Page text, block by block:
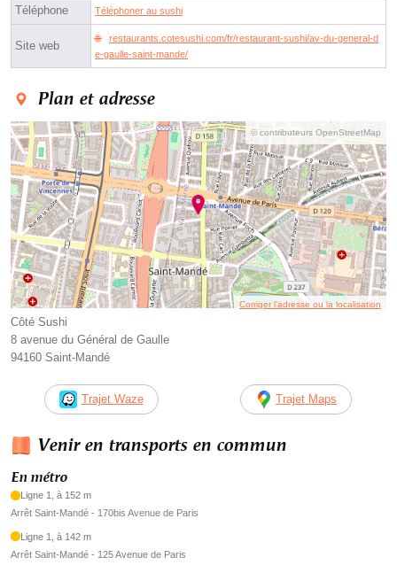
Téléphone Téléphoner au sushi
Site web
restaurants.cotesushi.com/fr/restaurant-sushi/av-du-general-d
e-gaulle-saint-mande/
Plan et adresse
© contributeurs OpenStreetMap
Corriger l’adresse ou la localisation
Côté Sushi
8 avenue du Général de Gaulle
94160 Saint-Mandé
Trajet Waze Trajet Maps
Venir en transports en commun
En métro
Ligne 1, à 152 m
Arrêt Saint-Mandé - 170bis Avenue de Paris
Ligne 1, à 142 m
Arrêt Saint-Mandé - 125 Avenue de Paris